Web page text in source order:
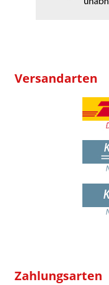
Versandarten
Zahlungsarten